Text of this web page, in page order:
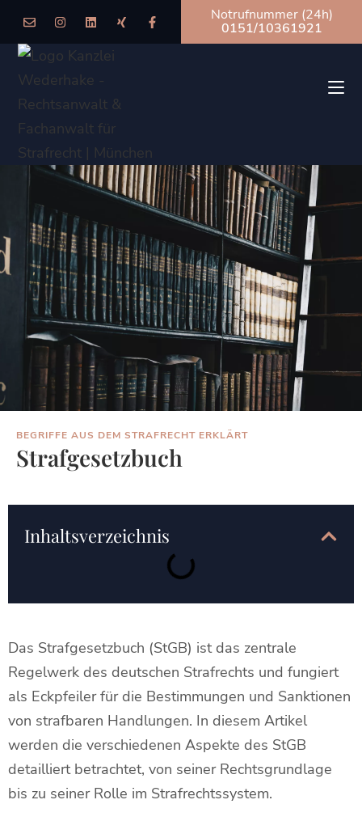
Notrufnummer (24h)
0151/10361921
BEGRIFFE AUS DEM STRAFRECHT ERKLÄRT
Strafgesetzbuch
Inhaltsverzeichnis
Das Strafgesetzbuch (StGB) ist das zentrale
Regelwerk des deutschen Strafrechts und fungiert
als Eckpfeiler für die Bestimmungen und Sanktionen
von strafbaren Handlungen. In diesem Artikel
werden die verschiedenen Aspekte des StGB
detailliert betrachtet, von seiner Rechtsgrundlage
bis zu seiner Rolle im Strafrechtssystem.